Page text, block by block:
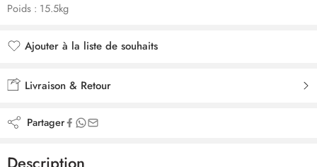
Poids : 15.5kg
Ajouter à la liste de souhaits
Livraison & Retour
Partager